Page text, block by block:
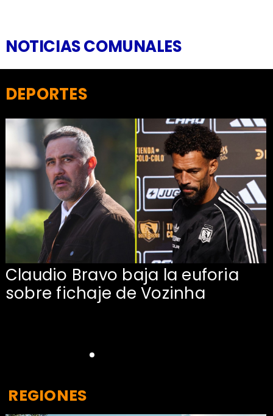
NOTICIAS COMUNALES
Claudio Bravo baja la euforia
sobre fichaje de Vozinha
DEPORTES
REGIONES